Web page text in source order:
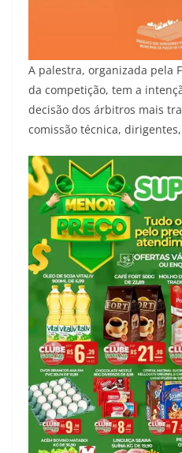
A palestra, organizada pela
da competição, tem a
decisão dos árbitros mais
comissão técnica,